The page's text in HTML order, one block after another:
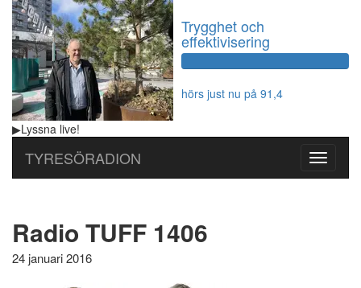
Trygghet och
effektivisering
hörs just nu på 91,4
▶Lyssna live!
Toggle
TYRESÖRADION
Radio TUFF 1406
24 januari 2016